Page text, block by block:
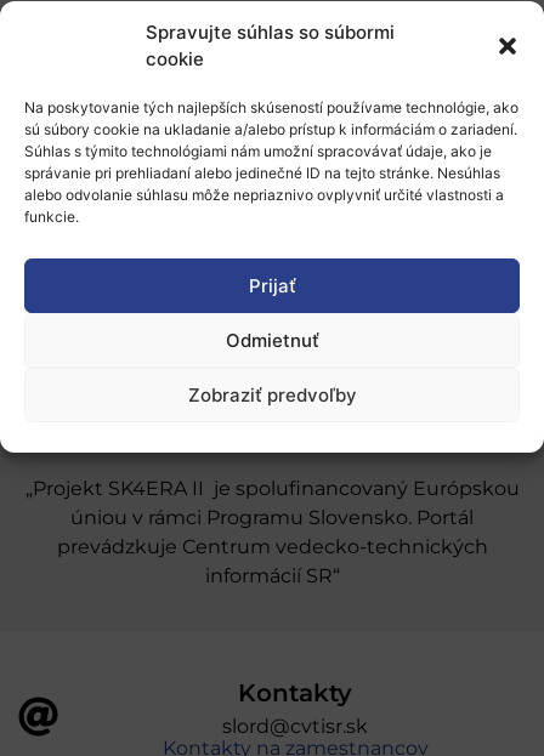
Spravujte súhlas so súbormi
cookie
Na poskytovanie tých najlepších skúseností používame technológie, ako
sú súbory cookie na ukladanie a/alebo prístup k informáciám o zariadení.
Súhlas s týmito technológiami nám umožní spracovávať údaje, ako je
správanie pri prehliadaní alebo jedinečné ID na tejto stránke. Nesúhlas
alebo odvolanie súhlasu môže nepriaznivo ovplyvniť určité vlastnosti a
funkcie.
Prijať
Odmietnuť
Zobraziť predvoľby
O nás
Financovanie a podpora
Stáže a pobyty
Ochrana osobných údajov
„Projekt SK4ERA II je spolufinancovaný Európskou
úniou v rámci Programu Slovensko. Portál
prevádzkuje Centrum vedecko-technických
informácií SR“
Kontakty
slord@cvtisr.sk
Kontakty na zamestnancov